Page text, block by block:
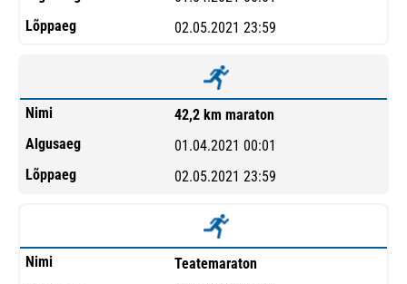
02.05.2021 23:59
42,2 km maraton
01.04.2021 00:01
02.05.2021 23:59
Teatemaraton